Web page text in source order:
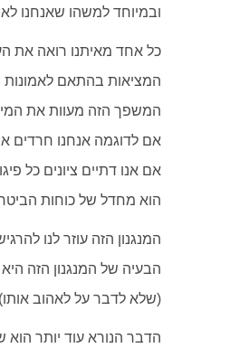
ובמיוחד למשהו שאנחנו לא
כל אחד מאיתנו רואה את
המציאות בהתאם לאמונות
המשפך הזה מעוות את
אם לדוגמה אנחנו חרדים
אם אנו דתיים ציונים כל
הוא מחדל של כוחות
המנגנון הזה עוזר לנו
הבעיה של המנגנון הזה
(שלא לדבר על לאהוב
הדבר הנורא עוד יותר